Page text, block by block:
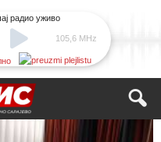
радио уживо
105,6 MHz